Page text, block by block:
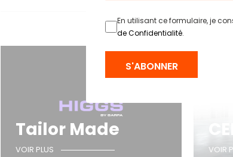
Tailor Made
VOIR PLUS VOIR
En utilisant ce formulaire, je
de Confidentialité.
S'ABONNER